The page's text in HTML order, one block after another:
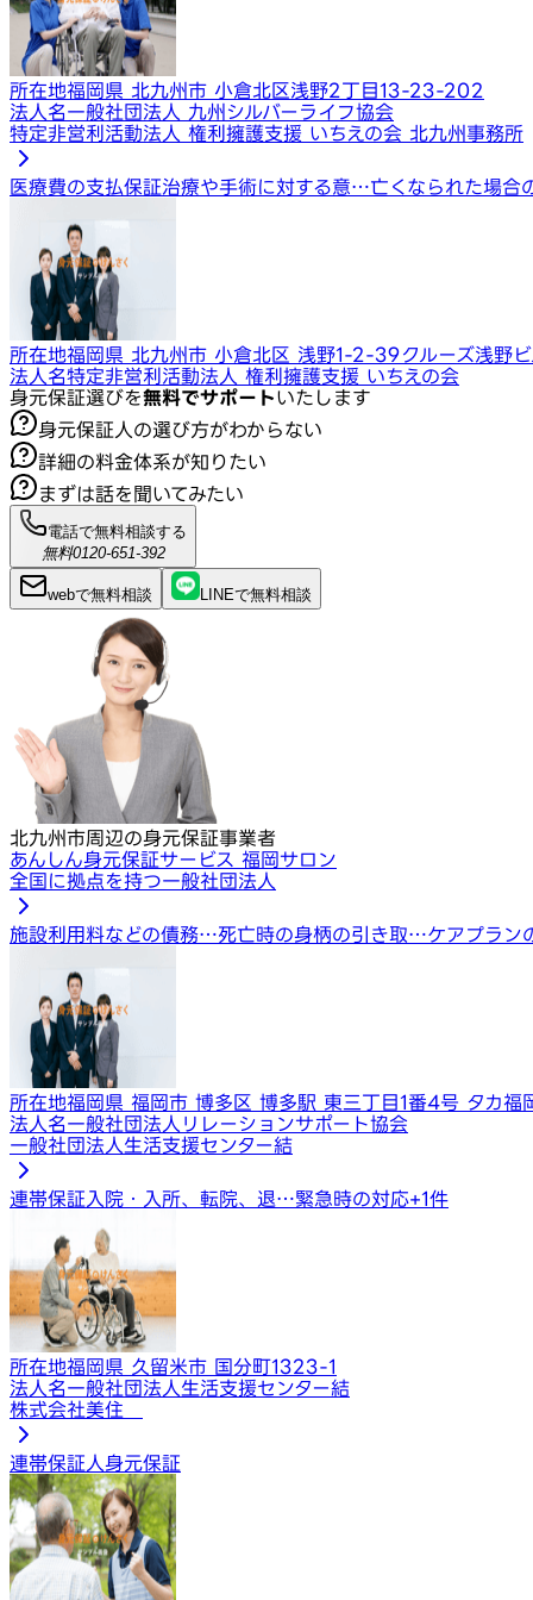
所在地福岡県 北九州市 小倉北区浅野2丁目13-23-202
法人名一般社団法人 九州シルバーライフ協会
特定非営利活動法人 権利擁護支援 いちえの会 北九州事務所
医療費の支払保証治療や手術に対する意…亡くなられた場合
所在地福岡県 北九州市 小倉北区 浅野1-2-39クルーズ浅野
法人名特定非営利活動法人 権利擁護支援 いちえの会
身元保証選びを無料でサポートいたします
身元保証人の選び方がわからない
詳細の料金体系が知りたい
まずは話を聞いてみたい
電話で無料相談する
無料0120-651-392
webで無料相談 LINEで無料相談
北九州市周辺の身元保証事業者
あんしん身元保証サービス 福岡サロン
全国に拠点を持つ一般社団法人
施設利用料などの債務…死亡時の身柄の引き取…ケアプラン
所在地福岡県 福岡市 博多区 博多駅 東三丁目1番4号 タカ福
法人名一般社団法人リレーションサポート協会
一般社団法人生活支援センター結
連帯保証 入院・入所、転院、退…緊急時の対応+1件
所在地福岡県 久留米市 国分町1323-1
法人名一般社団法人生活支援センター結
株式会社美住
連帯保証人身元保証